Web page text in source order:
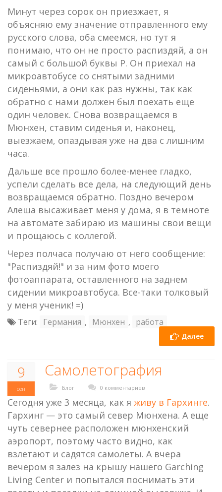
Минут через сорок он приезжает, я
объясняю ему значение отправленного ему
русского слова, оба смеемся, но тут я
понимаю, что он не просто распиздяй, а он
самый с большой буквы Р. Он приехал на
микроавтобусе со снятыми задними
сиденьями, а они как раз нужны, так как
обратно с нами должен был поехать еще
один человек. Снова возвращаемся в
Мюнхен, ставим сиденья и, наконец,
выезжаем, опаздывая уже на два с лишним
часа.
Дальше все прошло более-менее гладко,
успели сделать все дела, на следующий день
возвращаемся обратно. Поздно вечером
Алеша высаживает меня у дома, я в темноте
на автомате забираю из машины свои вещи
и прощаюсь с коллегой.
Через полчаса получаю от него сообщение:
"Распиздяй!" и за ним фото моего
фотоаппарата, оставленного на заднем
сидении микроавтобуса. Все-таки толковый
у меня ученик! =)
Теги: Германия , Мюнхен , работа
Далее
9
сен
Самолетография
Блог 0 комментариев
Сегодня уже 3 месяца, как я живу в Гархинге.
Гархинг — это самый север Мюнхена. А еще
чуть севернее расположен мюнхенский
аэропорт, поэтому часто видно, как
взлетают и садятся самолеты. А вчера
вечером я залез на крышу нашего Garching
Living Center и попытался поснимать эти